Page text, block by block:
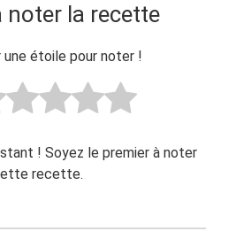
noter la recette
une étoile pour noter !
! Soyez le premier à noter
recette.